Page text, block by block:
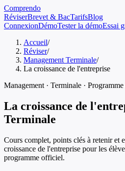
Comprendo
RéviserBrevet & BacTarifsBlog
ConnexionDémoTester la démoEssai
Accueil/
Réviser/
Management Terminale/
La croissance de l'entreprise
Management · Terminale ·
La croissance de
Terminale
Cours complet, points clés à retenir et
croissance de l'entreprise pour les
programme officiel.